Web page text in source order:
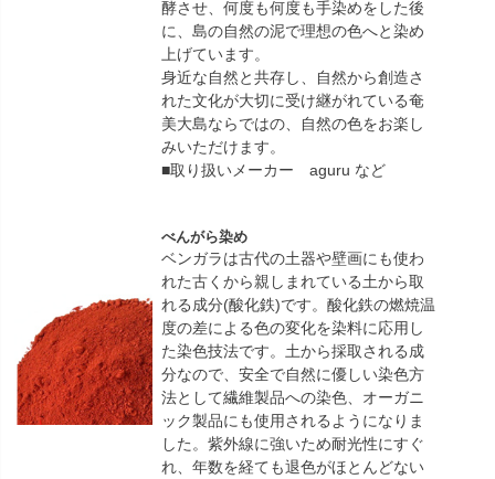
酵させ、何度も何度も手染めをした後
に、島の自然の泥で理想の色へと染め
上げています。
身近な自然と共存し、自然から創造さ
れた文化が大切に受け継がれている奄
美大島ならではの、自然の色をお楽し
みいただけます。
■取り扱いメーカー aguru など
べんがら染め
ベンガラは古代の土器や壁画にも使わ
れた古くから親しまれている土から取
れる成分(酸化鉄)です。酸化鉄の燃焼温
度の差による色の変化を染料に応用し
た染色技法です。土から採取される成
分なので、安全で自然に優しい染色方
法として繊維製品への染色、オーガニ
ック製品にも使用されるようになりま
した。紫外線に強いため耐光性にすぐ
れ、年数を経ても退色がほとんどない